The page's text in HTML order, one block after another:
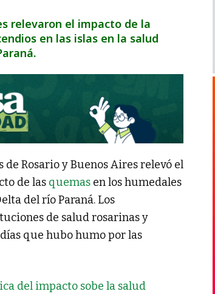
relevaron el impacto de la
en las islas en la salud
Rosario y Buenos Aires relevó el
de las quemas en los humedales
del río Paraná. Los
de salud rosarinas y
que hubo humo por las
del impacto sobe la salud